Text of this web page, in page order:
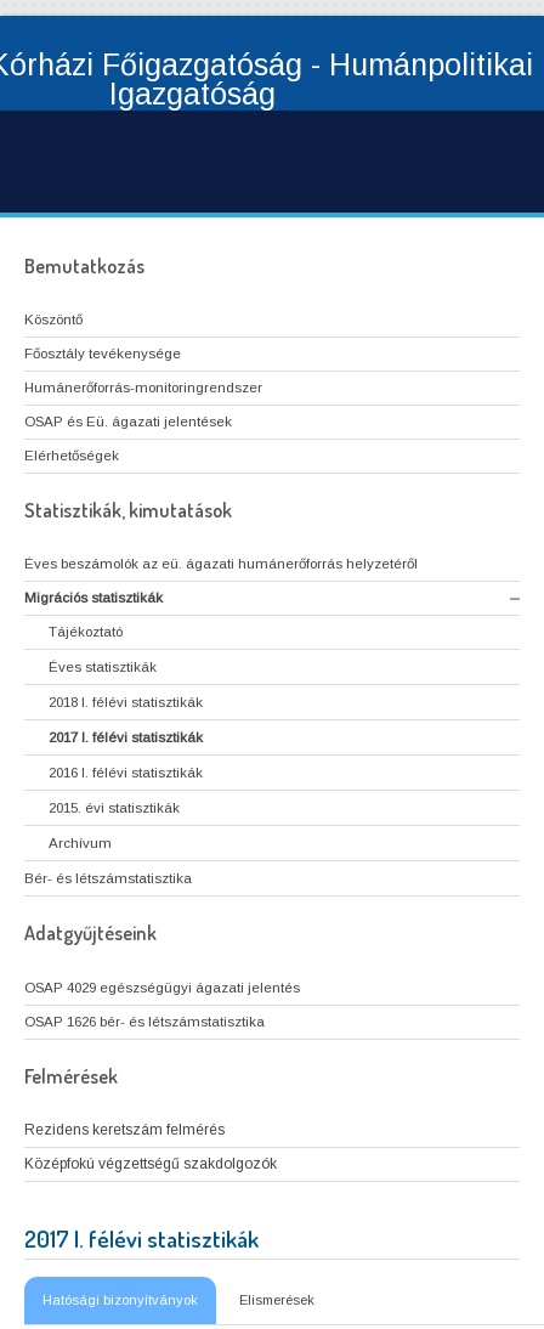
Főigazgatóság - Humánpolitikai
Igazgatóság
Bemutatkozás
Köszöntő
Főosztály tevékenysége
Humánerőforrás-monitoringrendszer
OSAP és Eü. ágazati jelentések
Elérhetőségek
Statisztikák, kimutatások
Éves beszámolók az eü. ágazati humánerőforrás helyzetéről
Migrációs statisztikák
Tájékoztató
Éves statisztikák
2018 I. félévi statisztikák
2017 I. félévi statisztikák
2016 I. félévi statisztikák
2015. évi statisztikák
Archívum
Bér- és létszámstatisztika
Adatgyűjtéseink
OSAP 4029 egészségügyi ágazati jelentés
OSAP 1626 bér- és létszámstatisztika
Felmérések
Rezidens keretszám felmérés
Középfokú végzettségű szakdolgozók
2017 I. félévi statisztikák
Hatósági bizonyítványok Elismerések